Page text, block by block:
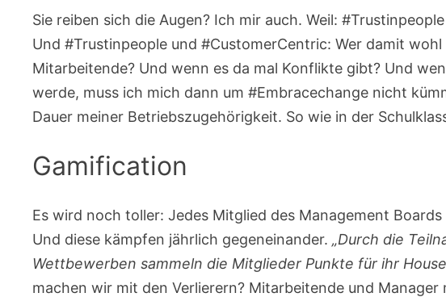
Sie reiben sich die Augen? Ich mir auch. Weil:
Und #Trustinpeople und #CustomerCentric: Wer damit
Mitarbeitende? Und wenn es da mal Konflikte gibt? Und
werde, muss ich mich dann um #Embracechange nicht
Dauer meiner Betriebszugehörigkeit. So wie in der
Gamification
Es wird noch toller: Jedes Mitglied des Management Boards
Und diese kämpfen jährlich gegeneinander.„Durch die
Wettbewerben sammeln die Mitglieder Punkte für ihr
machen wir mit den Verlierern? Mitarbeitende und Manager